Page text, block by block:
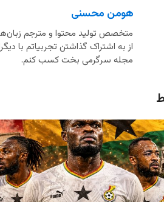
هومن محسنی
از به اشتراک گذاشتن تجربیاتم با
مجله سرگرمی بخت کسب کنم.